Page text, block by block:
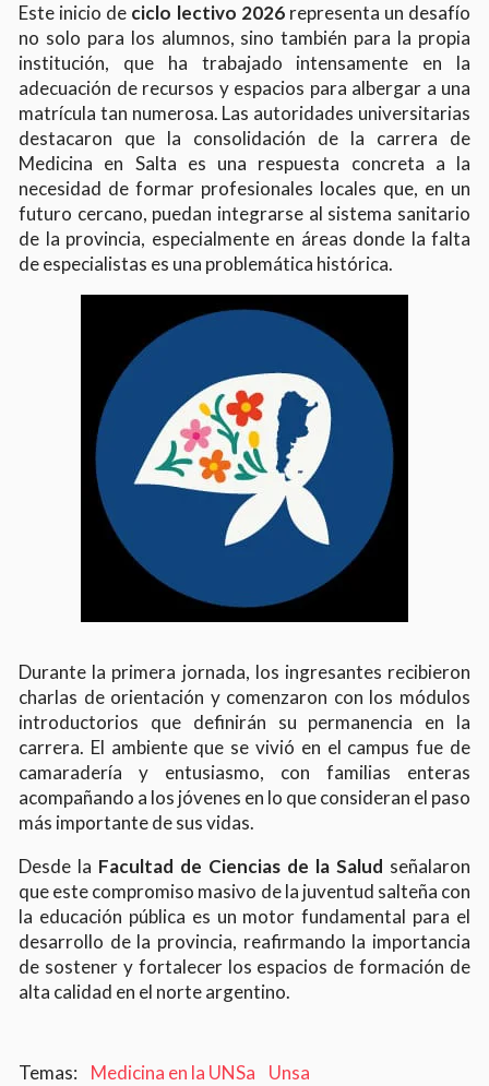
Este inicio de ciclo lectivo 2026representa un desafío
no solo para los alumnos, sino también para la propia
institución, que ha trabajado intensamente en la
adecuación de recursos y espacios para albergar a una
matrícula tan numerosa. Las autoridades universitarias
destacaron que la consolidación de la carrera de
Medicina en Salta es una respuesta concreta a la
necesidad de formar profesionales locales que, en un
futuro cercano, puedan integrarse al sistema sanitario
de la provincia, especialmente en áreas donde la falta
de especialistas es una problemática histórica.
Durante la primera jornada, los ingresantes recibieron
charlas de orientación y comenzaron con los módulos
introductorios que definirán su permanencia en la
carrera. El ambiente que se vivió en el campus fue de
camaradería y entusiasmo, con familias enteras
acompañando a los jóvenes en lo que consideran el paso
más importante de sus vidas.
Desde la Facultad de Ciencias de la Salud señalaron
que este compromiso masivo de la juventud salteña con
la educación pública es un motor fundamental para el
desarrollo de la provincia, reafirmando la importancia
de sostener y fortalecer los espacios de formación de
alta calidad en el norte argentino.
Medicina en la UNSa Unsa